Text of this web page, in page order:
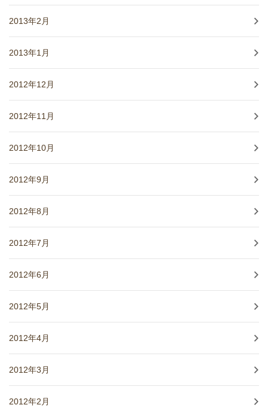
2013年2月
2013年1月
2012年12月
2012年11月
2012年10月
2012年9月
2012年8月
2012年7月
2012年6月
2012年5月
2012年4月
2012年3月
2012年2月